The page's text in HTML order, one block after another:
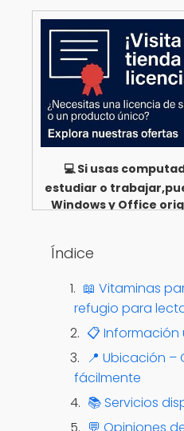
💻 Si usas
estudiar o
Windows y Office
Índice
📖 Vitaminas
refugio para
📋 Información
📍 Ubicación –
fácilmente
📚 Servicios